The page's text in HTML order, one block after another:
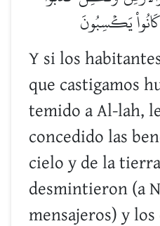
يَكۡسِبُونَ
Y si los
que castigamos
temido a Al-lah,
concedido las
cielo y de la
desmintieron (a
mensajeros) y